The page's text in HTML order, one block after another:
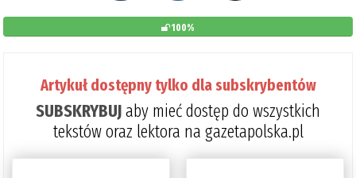
100%
Artykuł dostępny tylko dla subskrybentów
SUBSKRYBUJaby mieć dostęp do wszystkich
tekstów oraz lektora na gazetapolska.pl